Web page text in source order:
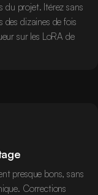
du projet. Itérez sans
des dizaines de fois
sur les LoRA de
presque bons, sans
Corrections